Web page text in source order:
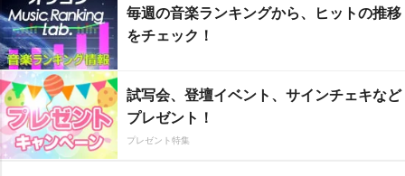
毎週の音楽ランキングから、ヒットの推移
をチェック！
試写会、登壇イベント、サインチェキなど
プレゼント！
プレゼント特集